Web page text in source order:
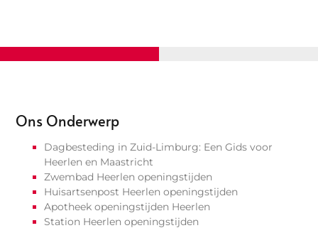
Ons Onderwerp
Dagbesteding in Zuid-Limburg: Een Gids voor
Heerlen en Maastricht
Zwembad Heerlen openingstijden
Huisartsenpost Heerlen openingstijden
Apotheek openingstijden Heerlen
Station Heerlen openingstijden